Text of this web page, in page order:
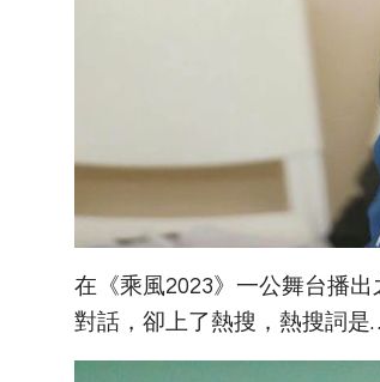
在《乘風2023》一公舞台播
對話，卻上了熱搜，熱搜詞是